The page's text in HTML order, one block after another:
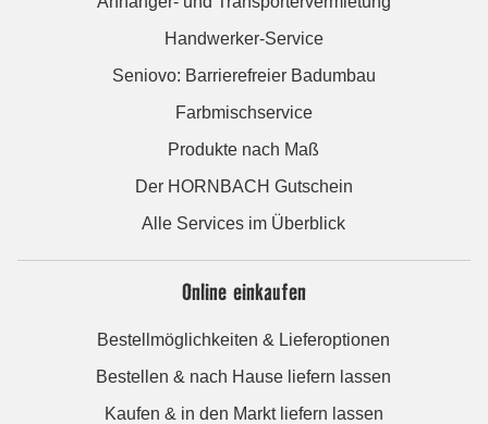
Handwerker-Service
Seniovo: Barrierefreier Badumbau
Farbmischservice
Produkte nach Maß
Der HORNBACH Gutschein
Alle Services im Überblick
Online einkaufen
Bestellmöglichkeiten & Lieferoptionen
Bestellen & nach Hause liefern lassen
Kaufen & in den Markt liefern lassen